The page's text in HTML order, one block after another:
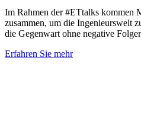
Im Rahmen der #ETtalks kommen
zusammen, um die Ingenieurswelt
die Gegenwart ohne negative
Erfahren Sie mehr